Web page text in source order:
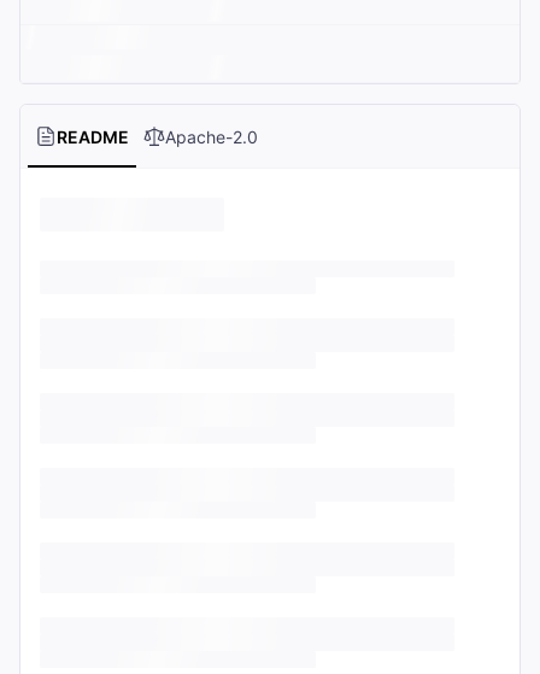
README Apache-2.0